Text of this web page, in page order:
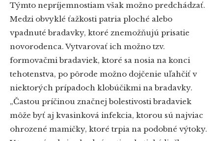
Týmto nepríjemnostiam však možno predchádzať.
Medzi obvyklé ťažkosti patria ploché alebo
vpadnuté bradavky, ktoré znemožňujú prisatie
novorodenca. Vytvarovať ich možno tzv.
formovačmi bradaviek, ktoré sa nosia na konci
tehotenstva, po pôrode možno dojčenie uľahčiť v
niektorých prípadoch klobúčikmi na bradavky.
„Častou príčinou značnej bolestivosti bradaviek
môže byť aj kvasinková infekcia, ktorou sú najviac
ohrozené mamičky, ktoré trpia na podobné výtoky.